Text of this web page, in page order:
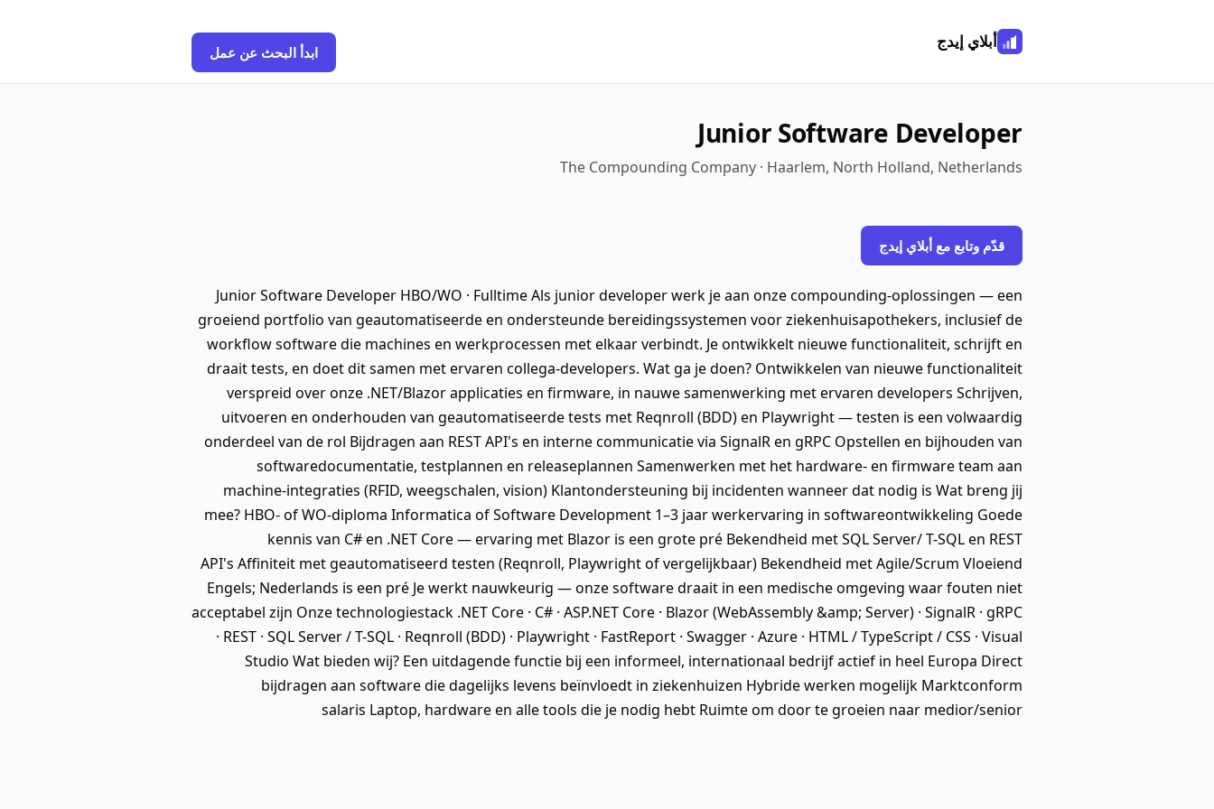
أبلاي إيدج
ابدأ البحث عن عمل
Junior Software Developer
The Compounding Company · Haarlem, North Holland, Netherlands
قدّم وتابع مع أبلاي إيدج
Junior Software Developer HBO/WO · Fulltime Als junior developer werk je aan onze compounding-oplossingen — een
groeiend portfolio van geautomatiseerde en ondersteunde bereidingssystemen voor ziekenhuisapothekers, inclusief de
workflow software die machines en werkprocessen met elkaar verbindt. Je ontwikkelt nieuwe functionaliteit, schrijft en
draait tests, en doet dit samen met ervaren collega-developers. Wat ga je doen? Ontwikkelen van nieuwe functionaliteit
verspreid over onze .NET/Blazor applicaties en firmware, in nauwe samenwerking met ervaren developers Schrijven,
uitvoeren en onderhouden van geautomatiseerde tests met Reqnroll (BDD) en Playwright — testen is een volwaardig
onderdeel van de rol Bijdragen aan REST API's en interne communicatie via SignalR en gRPC Opstellen en bijhouden van
softwaredocumentatie, testplannen en releaseplannen Samenwerken met het hardware- en firmware team aan
machine-integraties (RFID, weegschalen, vision) Klantondersteuning bij incidenten wanneer dat nodig is Wat breng jij
mee? HBO- of WO-diploma Informatica of Software Development 1–3 jaar werkervaring in softwareontwikkeling Goede
kennis van C# en .NET Core — ervaring met Blazor is een grote pré Bekendheid met SQL Server/ T-SQL en REST
API's Affiniteit met geautomatiseerd testen (Reqnroll, Playwright of vergelijkbaar) Bekendheid met Agile/Scrum Vloeiend
Engels; Nederlands is een pré Je werkt nauwkeurig — onze software draait in een medische omgeving waar fouten niet
acceptabel zijn Onze technologiestack .NET Core · C# · ASP.NET Core · Blazor (WebAssembly &amp; Server) · SignalR · gRPC
· REST · SQL Server / T-SQL · Reqnroll (BDD) · Playwright · FastReport · Swagger · Azure · HTML / TypeScript / CSS · Visual
Studio Wat bieden wij? Een uitdagende functie bij een informeel, internationaal bedrijf actief in heel Europa Direct
bijdragen aan software die dagelijks levens beïnvloedt in ziekenhuizen Hybride werken mogelijk Marktconform
salaris Laptop, hardware en alle tools die je nodig hebt Ruimte om door te groeien naar medior/senior